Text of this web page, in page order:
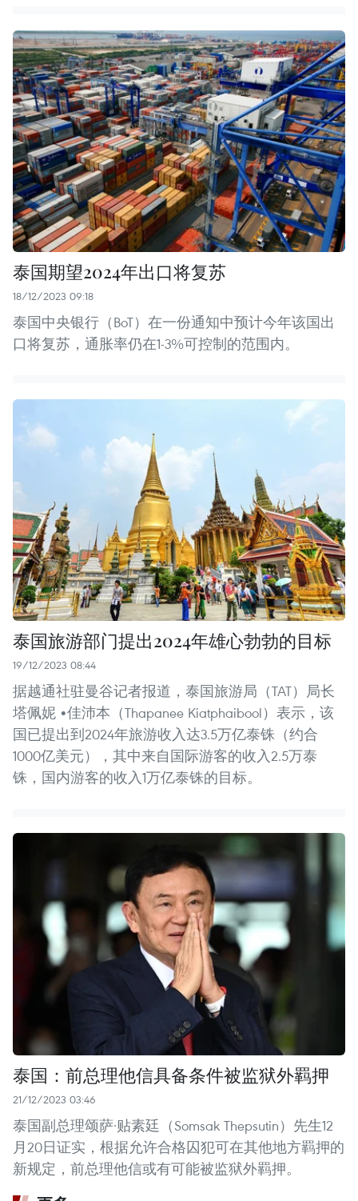
泰国期望2024年出口将复苏
18/12/2023 09:18
泰国中央银行（BoT）在一份通知中预计今年该国出
口将复苏，通胀率仍在1-3%可控制的范围内。
泰国旅游部门提出2024年雄心勃勃的目标
19/12/2023 08:44
据越通社驻曼谷记者报道，泰国旅游局（TAT）局长
塔佩妮 •佳沛本（Thapanee Kiatphaibool）表示，该
国已提出到2024年旅游收入达3.5万亿泰铢（约合
1000亿美元），其中来自国际游客的收入2.5万泰
铢，国内游客的收入1万亿泰铢的目标。
泰国：前总理他信具备条件被监狱外羁押
21/12/2023 03:46
泰国副总理颂萨·贴素廷（Somsak Thepsutin）先生12
月20日证实，根据允许合格囚犯可在其他地方羁押的
新规定，前总理他信或有可能被监狱外羁押。